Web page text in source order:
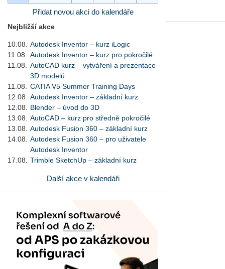
Přidat novou akci do kalendáře
Nejbližší akce
10.08.
Autodesk Inventor – kurz iLogic
11.08.
Autodesk Inventor – kurz pro pokročilé
11.08.
AutoCAD kurz – vytváření a prezentace
3D modelů
11.08.
CATIA V5 Summer Training Days
12.08.
Autodesk Inventor – základní kurz
12.08.
Blender – úvod do 3D
13.08.
AutoCAD – kurz pro středně pokročilé
13.08.
Autodesk Fusion 360 – základní kurz
14.08.
Autodesk Fusion 360 – pro uživatele
Autodesk Inventor
17.08.
Trimble SketchUp – základní kurz
Další akce v kalendáři